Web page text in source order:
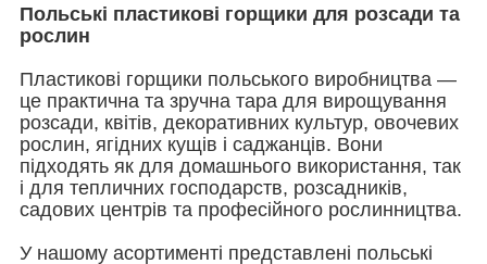
Польські пластикові горщики для розсади та
рослин
Пластикові горщики польського виробництва —
це практична та зручна тара для вирощування
розсади, квітів, декоративних культур, овочевих
рослин, ягідних кущів і саджанців. Вони
підходять як для домашнього використання, так
і для тепличних господарств, розсадників,
садових центрів та професійного рослинництва.
У нашому асортименті представлені польські